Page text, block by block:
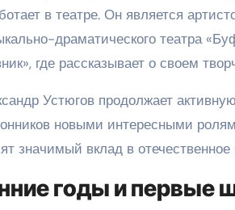
в театре. Он является
драматического театра
где рассказывает о своем
Устюгов продолжает
новыми интересными
значимый вклад в
годы и первые